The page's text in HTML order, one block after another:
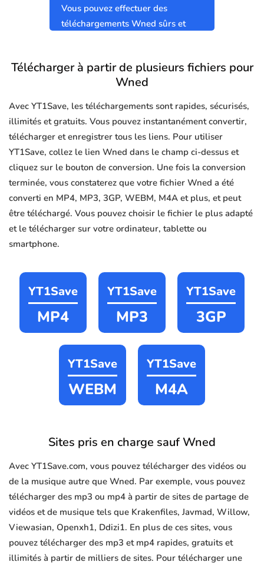
Vous pouvez effectuer des
téléchargements Wned sûrs et
Télécharger à partir de plusieurs fichiers pour
Wned
Avec YT1Save, les téléchargements sont rapides, sécurisés,
illimités et gratuits. Vous pouvez instantanément convertir,
télécharger et enregistrer tous les liens. Pour utiliser
YT1Save, collez le lien Wned dans le champ ci-dessus et
cliquez sur le bouton de conversion. Une fois la conversion
terminée, vous constaterez que votre fichier Wned a été
converti en MP4, MP3, 3GP, WEBM, M4A et plus, et peut
être téléchargé. Vous pouvez choisir le fichier le plus adapté
et le télécharger sur votre ordinateur, tablette ou
smartphone.
YT1Save
MP4
YT1Save
MP3
YT1Save
3GP
YT1Save
WEBM
YT1Save
M4A
Sites pris en charge sauf Wned
Avec YT1Save.com, vous pouvez télécharger des vidéos ou
de la musique autre que Wned. Par exemple, vous pouvez
télécharger des mp3 ou mp4 à partir de sites de partage de
vidéos et de musique tels que Krakenfiles, Javmad, Willow,
Viewasian, Openxh1, Ddizi1. En plus de ces sites, vous
pouvez télécharger des mp3 et mp4 rapides, gratuits et
illimités à partir de milliers de sites. Pour télécharger une